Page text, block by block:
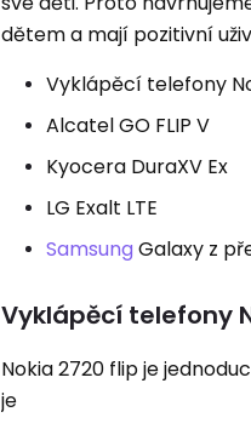
dětem a mají pozitivní
Vyklápěcí telefony
Alcatel GO FLIP V
Kyocera DuraXV Ex
LG Exalt LTE
Samsung Galaxy z
Vyklápěcí telefony
Nokia 2720 flip je
je